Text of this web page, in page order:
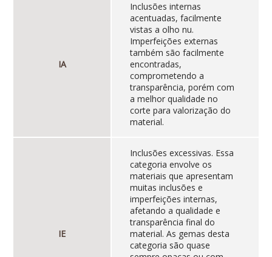
IA
Inclusões internas
acentuadas, facilmente
vistas a olho nu.
Imperfeições externas
também são facilmente
encontradas,
comprometendo a
transparência, porém com
a melhor qualidade no
corte para valorização do
material.
IE
Inclusões excessivas. Essa
categoria envolve os
materiais que apresentam
muitas inclusões e
imperfeições internas,
afetando a qualidade e
transparência final do
material. As gemas desta
categoria são quase